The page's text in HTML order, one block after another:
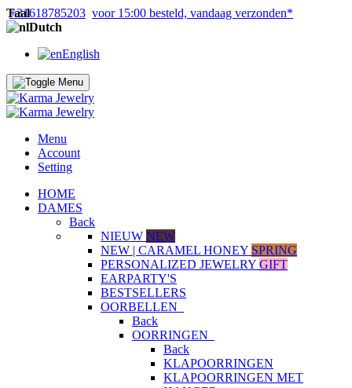
+31618785203 voor 15:00 besteld, vandaag verzonden*
Taal
Dutch
English
Menu
Account
Setting
HOME
DAMES
Back
NIEUW NEW
NEW | CARAMEL HONEY SPRING
PERSONALIZED JEWELRY GIFT
EARPARTY'S
BESTSELLERS
OORBELLEN
Back
OORRINGEN
Back
KLAPOORRINGEN
KLAPOORRINGEN MET